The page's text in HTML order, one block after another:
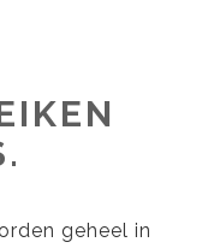
geheel in